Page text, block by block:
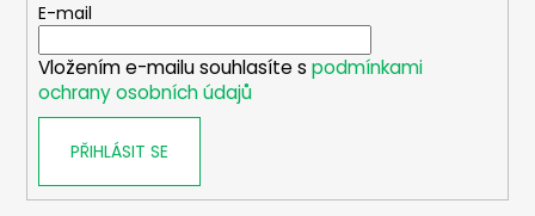
E-mail
Vložením e-mailu souhlasíte s podmínkami
ochrany osobních údajů
PŘIHLÁSIT SE